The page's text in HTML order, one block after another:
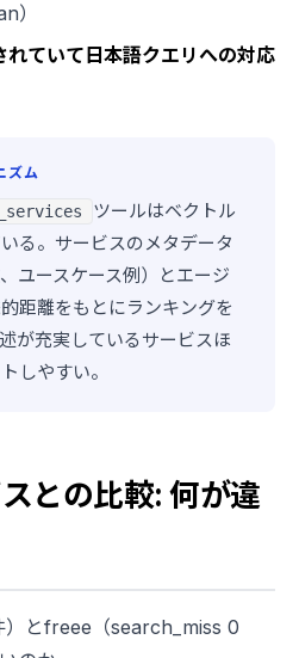
）
れていて日本語クエリへの対応
ズム
ツールはベクトル
る。サービスのメタデータ
ユースケース例）とエージ
距離をもとにランキングを
が充実しているサービスほ
しやすい。
との比較: 何が違
とfreee（search_miss 0